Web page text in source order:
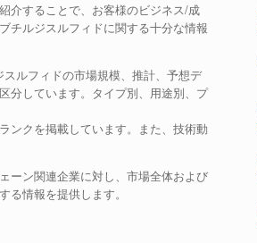
介することで、お客様のビジネス/成
チルジスルフィドに関する十分な情報
ルフィドの市場規模、推計、予想デ
分しています。タイプ別、用途別、プ
ンクを掲載しています。また、技術動
ーン関連企業に対し、市場全体および
情報を提供します。